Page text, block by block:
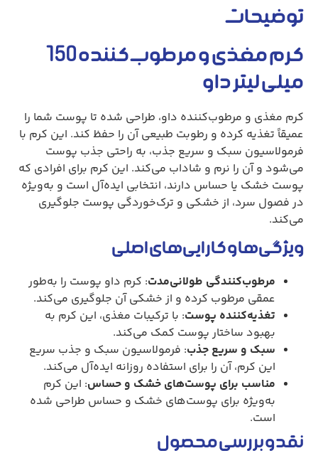
توضیحات
کرم مغذی و مرطوب‌کننده 150
میلی لیتر داو
کرم مغذی و مرطوب‌کننده داو، طراحی شده تا پوست شما را
عمیقاً تغذیه کرده و رطوبت طبیعی آن را حفظ کند. این کرم با
فرمولاسیون سبک و سریع جذب، به راحتی جذب پوست
می‌شود و آن را نرم و شاداب می‌کند. این کرم برای افرادی که
پوست خشک یا حساس دارند، انتخابی ایده‌آل است و به‌ویژه
در فصول سرد، از خشکی و ترک‌خوردگی پوست جلوگیری
می‌کند.
ویژگی‌ها و کارایی‌های اصلی
مرطوب‌کنندگی طولانی‌مدت: کرم داو پوست را به‌طور
عمقی مرطوب کرده و از خشکی آن جلوگیری می‌کند.
تغذیه‌کننده پوست: با ترکیبات مغذی، این کرم به
بهبود ساختار پوست کمک می‌کند.
سبک و سریع جذب: فرمولاسیون سبک و جذب سریع
این کرم، آن را برای استفاده روزانه ایده‌آل می‌کند.
مناسب برای پوست‌های خشک و حساس: این کرم
به‌ویژه برای پوست‌های خشک و حساس طراحی شده
است.
نقد و بررسی محصول